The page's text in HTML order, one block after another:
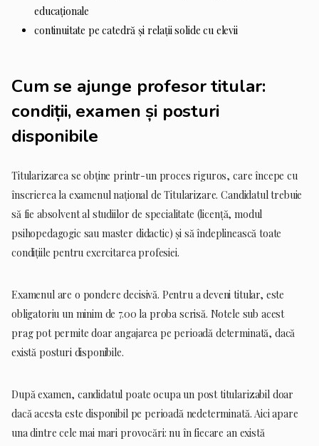
educaționale
continuitate pe catedră și relații solide cu elevii
Cum se ajunge profesor titular:
condiții, examen și posturi
disponibile
Titularizarea se obține printr-un proces riguros, care începe cu
înscrierea la examenul național de Titularizare. Candidatul trebuie
să fie absolvent al studiilor de specialitate (licență, modul
psihopedagogic sau master didactic) și să îndeplinească toate
condițiile pentru exercitarea profesiei.
Examenul are o pondere decisivă. Pentru a deveni titular, este
obligatoriu un minim de 7.00 la proba scrisă. Notele sub acest
prag pot permite doar angajarea pe perioadă determinată, dacă
există posturi disponibile.
După examen, candidatul poate ocupa un post titularizabil doar
dacă acesta este disponibil pe perioadă nedeterminată. Aici apare
una dintre cele mai mari provocări: nu în fiecare an există